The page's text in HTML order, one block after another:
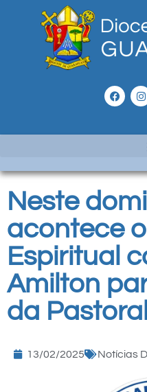
Neste
acontece
Espiritual
Amilton
da
13/02/2025 Notícias